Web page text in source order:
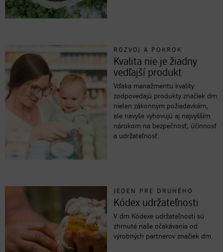
ROZVOJ A POKROK
Kvalita nie je žiadny
vedľajší produkt
Vďaka manažmentu kvality
zodpovedajú produkty značiek dm
nielen zákonným požiadavkám,
ale navyše vyhovujú aj najvyšším
nárokom na bezpečnosť, účinnosť
a udržateľnosť.
JEDEN PRE DRUHÉHO
Kódex udržateľnosti
V dm Kódexe udržateľnosti sú
zhrnuté naše očakávania od
výrobných partnerov značiek dm.